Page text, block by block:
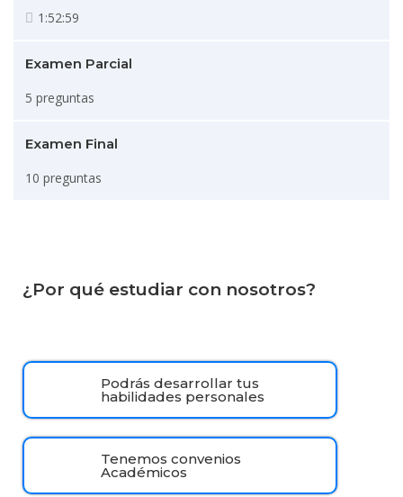
1:52:59
Examen Parcial
5 preguntas
Examen Final
10 preguntas
¿Por qué estudiar con nosotros?
Podrás desarrollar tus
habilidades personales
Tenemos convenios
Académicos